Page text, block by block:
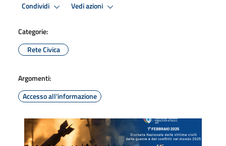
Condividi Vedi azioni
Categorie:
Rete Civica
Argomenti:
Accesso all'informazione